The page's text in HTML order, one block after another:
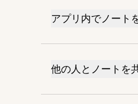
アプリ内でノート
他の人とノートを